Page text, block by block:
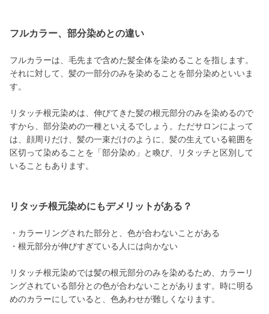
フルカラー、部分染めとの違い
フルカラーは、毛先まで含めた髪全体を染めることを指します。
それに対して、髪の一部分のみを染めることを部分染めといいま
す。
リタッチ根元染めは、伸びてきた髪の根元部分のみを染めるので
すから、部分染めの一種といえるでしょう。ただサロンによって
は、顔周りだけ、髪の一束だけのように、髪の生えている範囲を
区切って染めることを「部分染め」と喚び、リタッチと区別して
いることもあります。
リタッチ根元染めにもデメリットがある？
・カラーリングされた部分と、色が合わないことがある
・根元部分が伸びすぎている人には向かない
リタッチ根元染めでは髪の根元部分のみを染めるため、カラーリ
ングされている部分との色が合わないことがあります。時に明る
めのカラーにしていると、色あわせが難しくなります。